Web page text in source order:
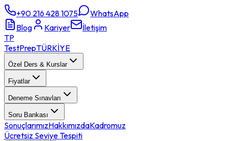
+90 216 428 1075
WhatsApp
Blog
Kariyer
İletişim
TP
TestPrepTÜRKİYE
Özel Ders & Kurslar
Fiyatlar
Deneme Sınavları
Soru Bankası
SonuçlarımızHakkımızdaKadromuz
Ücretsiz Seviye Tespiti